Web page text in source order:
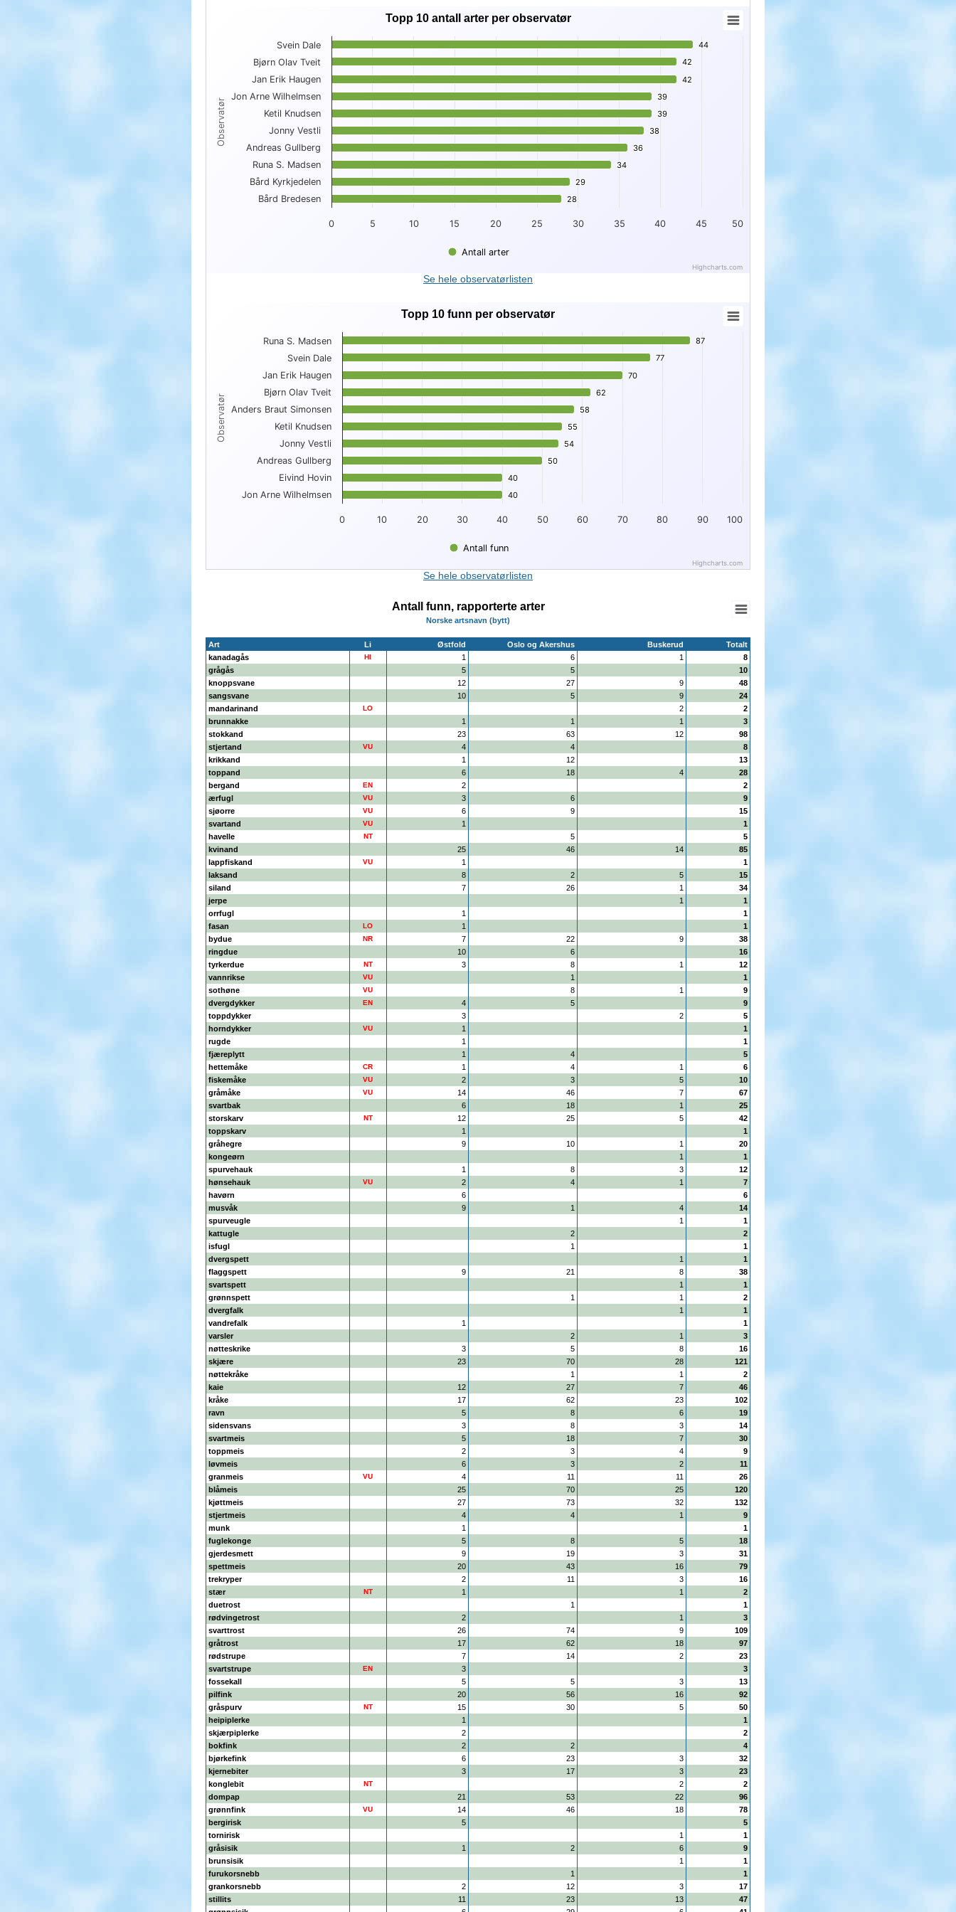
Topp 10 antall arter per observatør
Bar chart with 10 bars.
View as data table, Topp 10 antall arter per observatør
The chart has 1 X axis displaying Observatør.
The chart has 1 Y axis displaying . Data ranges from 28 to 44.
Observatør
Topp 10 antall arter per observatør
44
44
42
42
42
42
39
39
39
39
38
38
36
36
34
34
29
29
28
28
Antall arter
0 5 10 15 20 25 30 35 40 45 50
Svein Dale
Bjørn Olav Tveit
Jan Erik Haugen
Jon Arne Wilhelmsen
Ketil Knudsen
Jonny Vestli
Andreas Gullberg
Runa S. Madsen
Bård Kyrkjedelen
Bård Bredesen
Highcharts.com
Se hele observatørlisten
Bar chart with 10 bars.
View as data table, Topp 10 funn per observatør
The chart has 1 X axis displaying Observatør.
The chart has 1 Y axis displaying . Data ranges from 40 to 87.
Observatør
Topp 10 funn per observatør
87
87
77
77
70
70
62
62
58
58
55
55
54
54
50
50
40
40
40
40
Antall funn
0 10 20 30 40 50 60 70 80 90 100
Runa S. Madsen
Svein Dale
Jan Erik Haugen
Bjørn Olav Tveit
Anders Braut Simonsen
Ketil Knudsen
Jonny Vestli
Andreas Gullberg
Eivind Hovin
Jon Arne Wilhelmsen
Highcharts.com
End of interactive chart. Se hele observatørlisten
Antall funn, rapporterte arter
Norske artsnavn (bytt)
Art Li Østfold Oslo og Akershus Buskerud
Totalt
kanadagås
HI 1 6 1
8
grågås
5 5
10
knoppsvane
12 27 9
48
sangsvane
10 5 9
24
mandarinand
LO 2
2
brunnakke
1 1 1
3
stokkand
23 63 12
98
stjertand
VU 4 4
8
krikkand
1 12
13
toppand
6 18 4
28
bergand
EN 2
2
ærfugl
VU 3 6
9
sjøorre
VU 6 9
15
svartand
VU 1
1
havelle
NT 5
5
kvinand
25 46 14
85
lappfiskand
VU 1
1
laksand
8 2 5
15
siland
7 26 1
34
jerpe
1
1
orrfugl
1
1
fasan
LO 1
1
bydue
NR 7 22 9
38
ringdue
10 6
16
tyrkerdue
NT 3 8 1
12
vannrikse
VU 1
1
sothøne
VU 8 1
9
dvergdykker
EN 4 5
9
toppdykker
3 2
5
horndykker
VU 1
1
rugde
1
1
fjæreplytt
1 4
5
hettemåke
CR 1 4 1
6
fiskemåke
VU 2 3 5
10
gråmåke
VU 14 46 7
67
svartbak
6 18 1
25
storskarv
NT 12 25 5
42
toppskarv
1
1
gråhegre
9 10 1
20
kongeørn
1
1
spurvehauk
1 8 3
12
hønsehauk
VU 2 4 1
7
havørn
6
6
musvåk
9 1 4
14
spurveugle
1
1
kattugle
2
2
isfugl
1
1
dvergspett
1
1
flaggspett
9 21 8
38
svartspett
1
1
grønnspett
1 1
2
dvergfalk
1
1
vandrefalk
1
1
varsler
2 1
3
nøtteskrike
3 5 8
16
skjære
23 70 28
121
nøttekråke
1 1
2
kaie
12 27 7
46
kråke
17 62 23
102
ravn
5 8 6
19
sidensvans
3 8 3
14
svartmeis
5 18 7
30
toppmeis
2 3 4
9
løvmeis
6 3 2
11
granmeis
VU 4 11 11
26
blåmeis
25 70 25
120
kjøttmeis
27 73 32
132
stjertmeis
4 4 1
9
munk
1
1
fuglekonge
5 8 5
18
gjerdesmett
9 19 3
31
spettmeis
20 43 16
79
trekryper
2 11 3
16
stær
NT 1 1
2
duetrost
1
1
rødvingetrost
2 1
3
svarttrost
26 74 9
109
gråtrost
17 62 18
97
rødstrupe
7 14 2
23
svartstrupe
EN 3
3
fossekall
5 5 3
13
pilfink
20 56 16
92
gråspurv
NT 15 30 5
50
heipiplerke
1
1
skjærpiplerke
2
2
bokfink
2 2
4
bjørkefink
6 23 3
32
kjernebiter
3 17 3
23
konglebit
NT 2
2
dompap
21 53 22
96
grønnfink
VU 14 46 18
78
bergirisk
5
5
tornirisk
1
1
gråsisik
1 2 6
9
brunsisik
1
1
furukorsnebb
1
1
grankorsnebb
2 12 3
17
stillits
11 23 13
47